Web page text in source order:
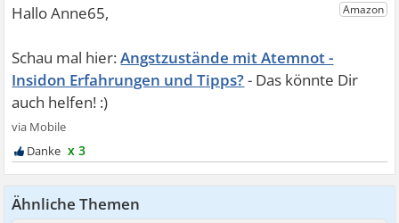
Angstzustände mit Atemnot -
Insidon Erfahrungen und Tipps?
x 3
Ähnliche Themen